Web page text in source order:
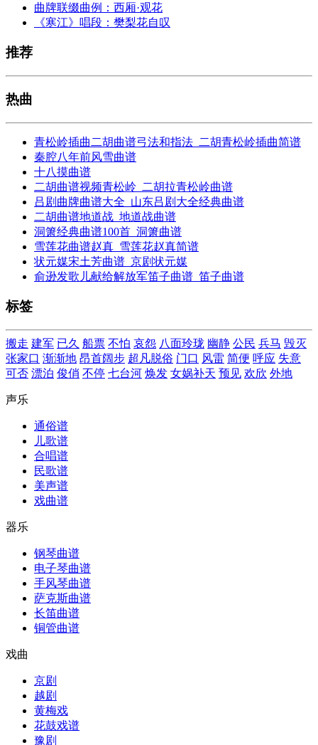
曲牌联缀曲例：西厢·观花
《寒江》唱段：樊梨花自叹
推荐
热曲
青松岭插曲二胡曲谱弓法和指法_二胡青松岭插曲简谱
秦腔八年前风雪曲谱
十八摸曲谱
二胡曲谱视频青松岭_二胡拉青松岭曲谱
吕剧曲牌曲谱大全_山东吕剧大全经典曲谱
二胡曲谱地道战_地道战曲谱
洞箫经典曲谱100首_洞箫曲谱
雪莲花曲谱赵真_雪莲花赵真简谱
状元媒宋土芳曲谱_京剧状元媒
俞逊发歌儿献给解放军笛子曲谱_笛子曲谱
标签
搬走 建军 已久 船票 不怕 哀怨 八面玲珑 幽静 公民 兵马 毁灭
张家口 渐渐地 昂首阔步 超凡脱俗 门口 风雷 简便 呼应 失意
可否 漂泊 俊俏 不停 七台河 焕发 女娲补天 预见 欢欣 外地
声乐
通俗谱
儿歌谱
合唱谱
民歌谱
美声谱
戏曲谱
器乐
钢琴曲谱
电子琴曲谱
手风琴曲谱
萨克斯曲谱
长笛曲谱
铜管曲谱
戏曲
京剧
越剧
黄梅戏
花鼓戏谱
豫剧